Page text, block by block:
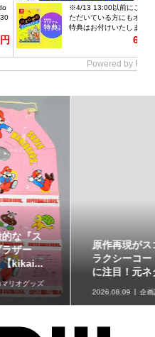
原作再現がスゴい「ギャ
ラクシーコート」の細部
に注目！元ネタも合わ...
2026.08.09 企画記事